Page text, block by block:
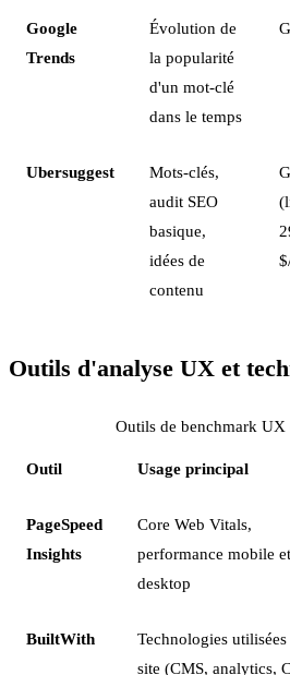
Google
Trends
Évolution de
la popularité
d'un mot-clé
dans le temps
Ubersuggest
Mots-clés,
audit SEO
basique,
idées de
contenu
Outils d'analyse UX et
Outils de benchmark UX
Outil Usage principal
PageSpeed
Insights
Core Web Vitals,
performance mobile et
desktop
BuiltWith
Technologies
site (CMS, analytics,